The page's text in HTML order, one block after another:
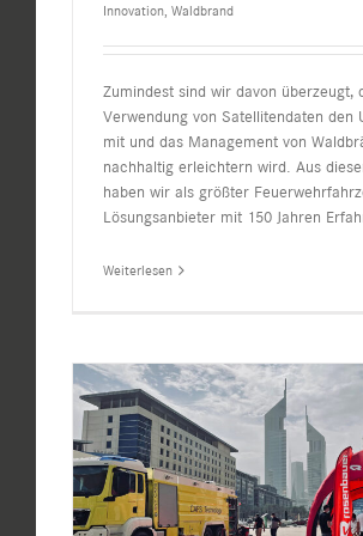
Innovation, Waldbrand
Zumindest sind wir davon überzeugt,
Verwendung von Satellitendaten den
mit und das Management von
nachhaltig erleichtern wird. Aus
haben wir als größter
Lösungsanbieter mit 150 Jahren
Weiterlesen